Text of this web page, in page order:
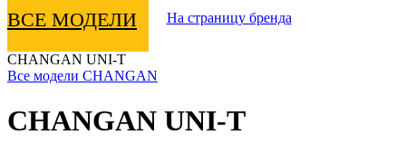
ВСЕ МОДЕЛИ На страницу бренда
CHANGAN UNI-T
Все модели CHANGAN
CHANGAN UNI-T